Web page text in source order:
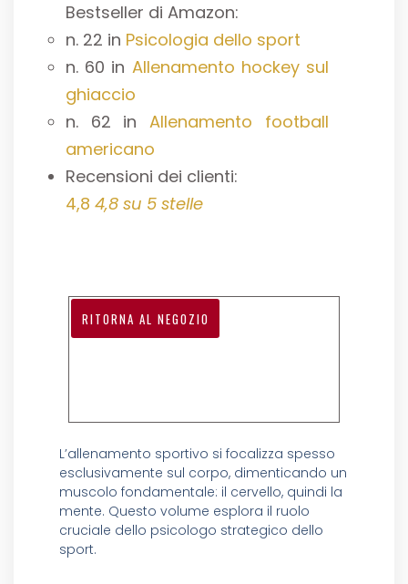
Bestseller di Amazon:
n. 22 in Psicologia dello sport
n. 60 in Allenamento hockey sul
ghiaccio
n. 62 inAllenamento football
americano
Recensioni dei clienti:
4,8 4,8 su 5 stelle
RITORNA AL NEGOZIO
L’allenamento sportivo si focalizza spesso
esclusivamente sul corpo, dimenticando un
muscolo fondamentale: il cervello, quindi la
mente. Questo volume esplora il ruolo
cruciale dello psicologo strategico dello
sport.